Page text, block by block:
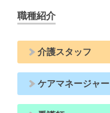
職種紹介
介護スタッフ
ケアマネージャー